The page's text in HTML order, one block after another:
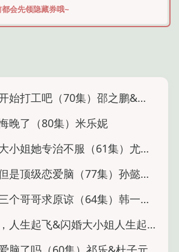
会先领隐藏券哦~
打工吧（70集）邵之鹏&章凯玥
晚了（80集）米乐妮
姐她专治不服（61集）尤洋&谭圳豪
级恋爱脑（77集）孙懿飞＆赵嘉琛
求原谅（64集）韩一思＆褚玲颖＆胡璇璇
生起飞&闪婚大小姐人生起飞（80集）